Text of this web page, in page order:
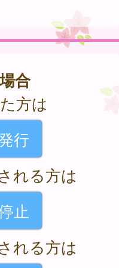
合
方は
行
れる方は
止
れる方は